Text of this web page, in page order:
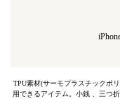
TPU素材(サーモプラスチックポ
用できるアイテム。小銭 、三つ